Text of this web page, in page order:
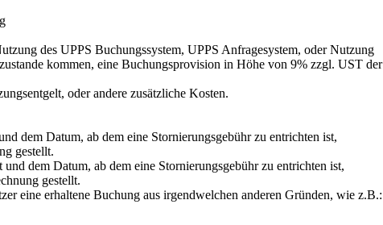
des UPPS Buchungssystem, UPPS Anfragesystem, oder Nutzung
kommen, eine Buchungsprovision in Höhe von 9% zzgl. UST der
oder andere zusätzliche Kosten.
dem Datum, ab dem eine Stornierungsgebühr zu entrichten ist,
gestellt.
dem Datum, ab dem eine Stornierungsgebühr zu entrichten ist,
gestellt.
eine erhaltene Buchung aus irgendwelchen anderen Gründen, wie z.B.: